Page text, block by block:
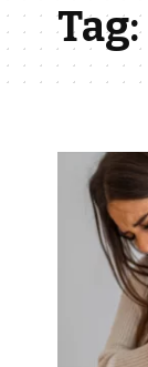
Tag: